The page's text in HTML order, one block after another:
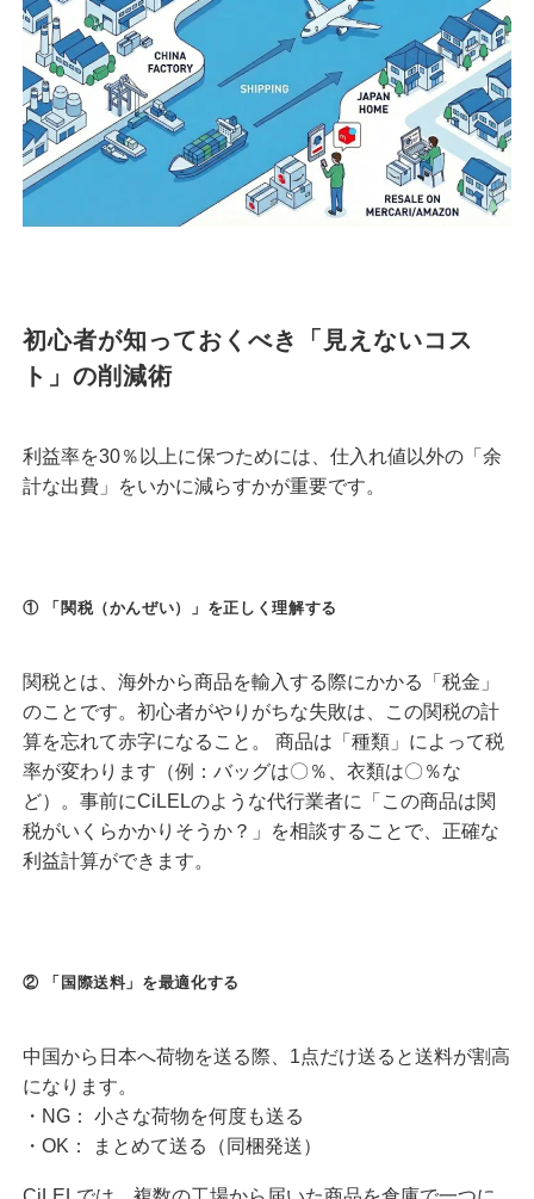
初心者が知っておくべき「見えないコス
ト」の削減術
利益率を30％以上に保つためには、仕入れ値以外の「余
計な出費」をいかに減らすかが重要です。
① 「関税（かんぜい）」を正しく理解する
関税とは、海外から商品を輸入する際にかかる「税金」
のことです。初心者がやりがちな失敗は、この関税の計
算を忘れて赤字になること。 商品は「種類」によって税
率が変わります（例：バッグは〇％、衣類は〇％な
ど）。事前にCiLELのような代行業者に「この商品は関
税がいくらかかりそうか？」を相談することで、正確な
利益計算ができます。
② 「国際送料」を最適化する
中国から日本へ荷物を送る際、1点だけ送ると送料が割高
になります。
・NG：
小さな荷物を何度も送る
・OK：
まとめて送る（同梱発送）